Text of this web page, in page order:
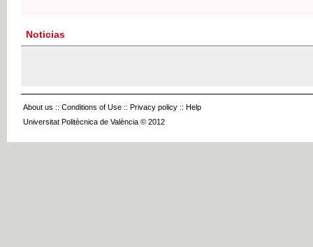
Noticias
About us :: Conditions of Use :: Privacy policy :: Help
Universitat Politècnica de València © 2012